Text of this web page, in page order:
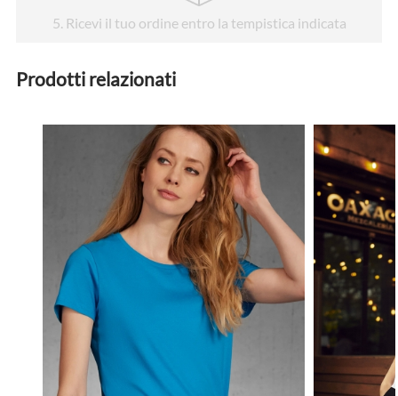
5. Ricevi il tuo ordine entro la tempistica indicata
Prodotti relazionati